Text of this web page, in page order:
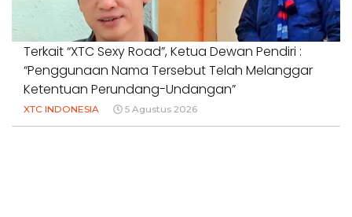
Terkait “XTC Sexy Road”, Ketua Dewan Pendiri :
“Penggunaan Nama Tersebut Telah Melanggar
Ketentuan Perundang-Undangan”
XTC INDONESIA 5 Agustus 2026